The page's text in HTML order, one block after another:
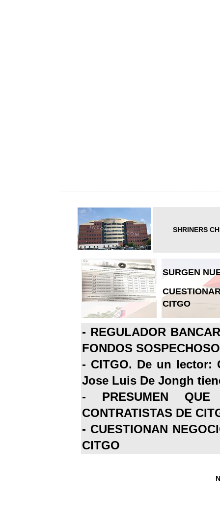
SHRINERS
SURGEN
CITGO
- REGULADOR
FONDOS
- CITGO. De un lector:
Jose Luis De Jongh
- PRESUMEN
CONTRATISTAS DE
- CUESTIONAN
CITGO